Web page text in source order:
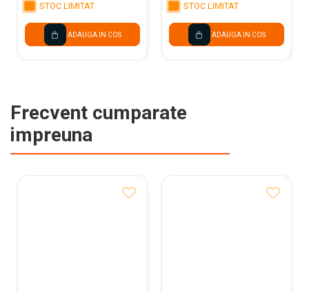
STOC LIMITAT
ADAUGA IN COS
STOC LIMITAT
ADAUGA IN COS
Frecvent cumparate
impreuna